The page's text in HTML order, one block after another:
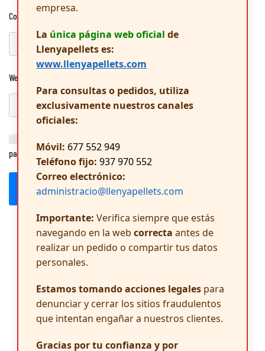
Correo electrónico
Web
para la próxima vez que comente.
Publicar el comentario
empresa.
La única página web oficial de
Llenyapellets es:
www.llenyapellets.com
Para consultas o pedidos, utiliza
exclusivamente nuestros canales
oficiales:
Móvil: 677 552 949
Teléfono fijo: 937 970 552
Correo electrónico:
administracio@llenyapellets.com
Importante: Verifica siempre que estás
navegando en la webcorrecta antes de
realizar un pedido o compartir tus datos
personales.
Estamos tomando acciones legales para
denunciar y cerrar los sitios fraudulentos
que intentan engañar a nuestros clientes.
Gracias por tu confianza y por